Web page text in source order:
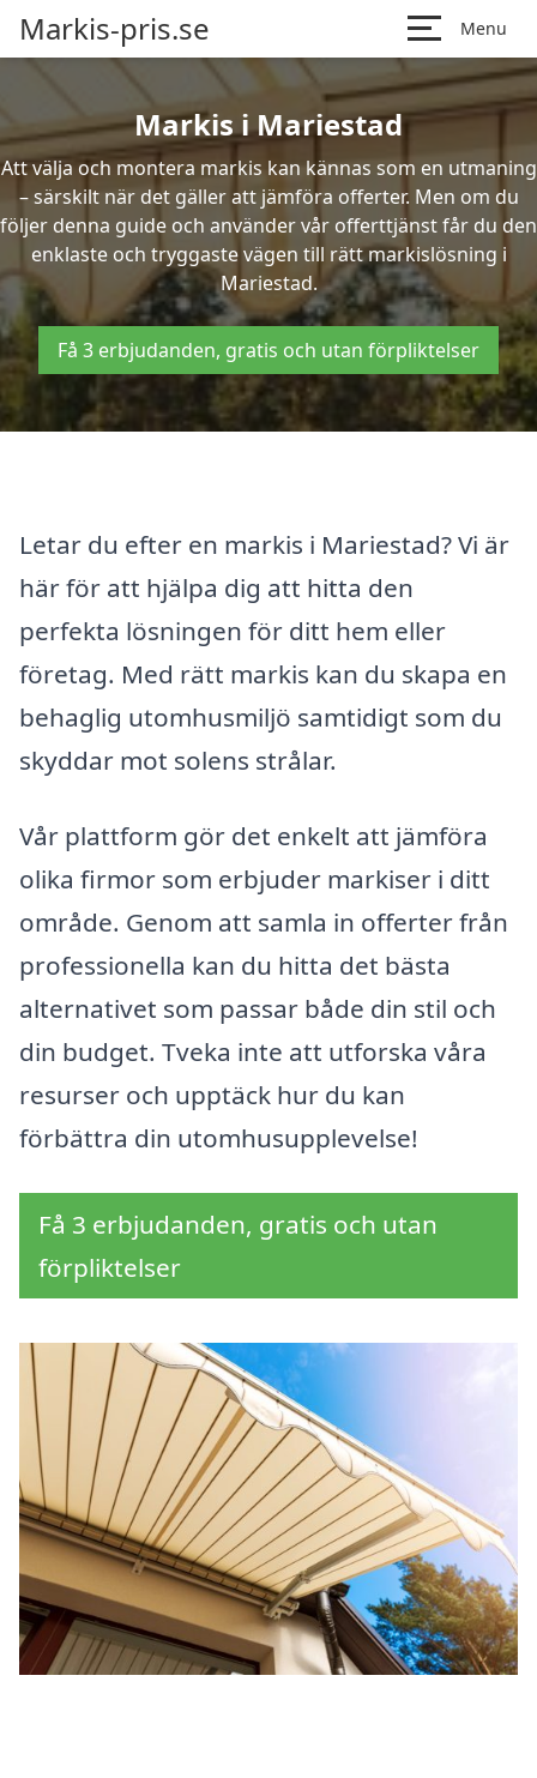
Markis-pris.se Menu
Markis i Mariestad
Att välja och montera markis kan kännas som en utmaning
– särskilt när det gäller att jämföra offerter. Men om du
följer denna guide och använder vår offerttjänst får du den
enklaste och tryggaste vägen till rätt markislösning i
Mariestad.
Få 3 erbjudanden, gratis och utan förpliktelser
Letar du efter en markis i Mariestad? Vi är
här för att hjälpa dig att hitta den
perfekta lösningen för ditt hem eller
företag. Med rätt markis kan du skapa en
behaglig utomhusmiljö samtidigt som du
skyddar mot solens strålar.
Vår plattform gör det enkelt att jämföra
olika firmor som erbjuder markiser i ditt
område. Genom att samla in offerter från
professionella kan du hitta det bästa
alternativet som passar både din stil och
din budget. Tveka inte att utforska våra
resurser och upptäck hur du kan
förbättra din utomhusupplevelse!
Få 3 erbjudanden, gratis och utan
förpliktelser